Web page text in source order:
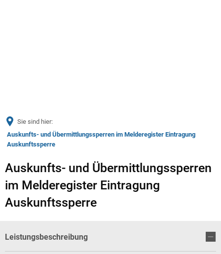
Sie sind hier:
Auskunfts- und Übermittlungssperren im Melderegister Eintragung
Auskunftssperre
Auskunfts- und Übermittlungssperren
im Melderegister Eintragung
Auskunftssperre
Leistungsbeschreibung